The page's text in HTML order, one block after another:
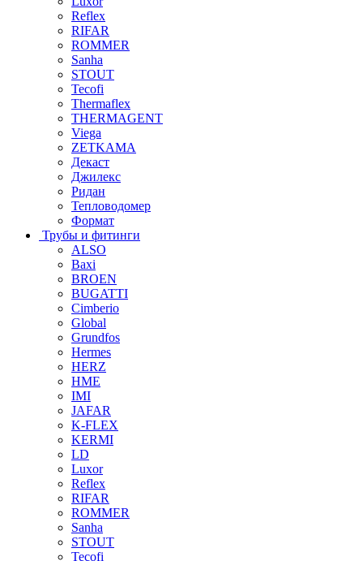
Reflex
RIFAR
ROMMER
Sanha
STOUT
Tecofi
Thermaflex
THERMAGENT
Viega
ZETKAMA
Декаст
Джилекс
Ридан
Тепловодомер
Формат
Трубы и фитинги
ALSO
Baxi
BROEN
BUGATTI
Cimberio
Global
Grundfos
Hermes
HERZ
HME
IMI
JAFAR
K-FLEX
KERMI
LD
Luxor
Reflex
RIFAR
ROMMER
Sanha
STOUT
Tecofi